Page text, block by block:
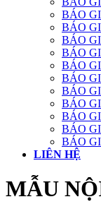
BÁO
BÁO
BÁO
BÁO
BÁO
BÁO
BÁO
BÁO
BÁO
BÁO
BÁO
LIÊN HỆ
MẪU